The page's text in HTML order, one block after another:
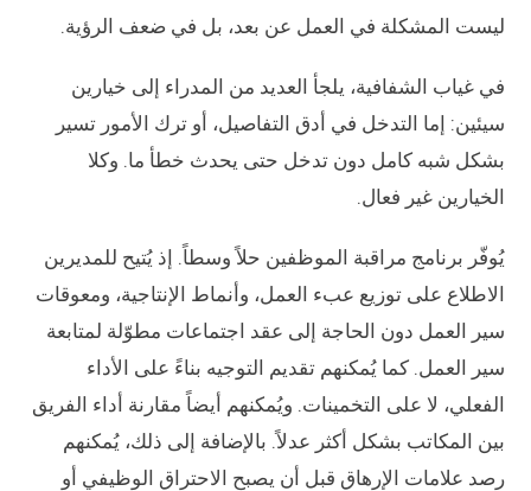
ليست المشكلة في العمل عن بعد، بل في ضعف الرؤية.
في غياب الشفافية، يلجأ العديد من المدراء إلى خيارين
سيئين: إما التدخل في أدق التفاصيل، أو ترك الأمور تسير
بشكل شبه كامل دون تدخل حتى يحدث خطأ ما. وكلا
الخيارين غير فعال.
يُوفّر برنامج مراقبة الموظفين حلاً وسطاً. إذ يُتيح للمديرين
الاطلاع على توزيع عبء العمل، وأنماط الإنتاجية، ومعوقات
سير العمل دون الحاجة إلى عقد اجتماعات مطوّلة لمتابعة
سير العمل. كما يُمكنهم تقديم التوجيه بناءً على الأداء
الفعلي، لا على التخمينات. ويُمكنهم أيضاً مقارنة أداء الفريق
بين المكاتب بشكل أكثر عدلاً. بالإضافة إلى ذلك، يُمكنهم
رصد علامات الإرهاق قبل أن يصبح الاحتراق الوظيفي أو